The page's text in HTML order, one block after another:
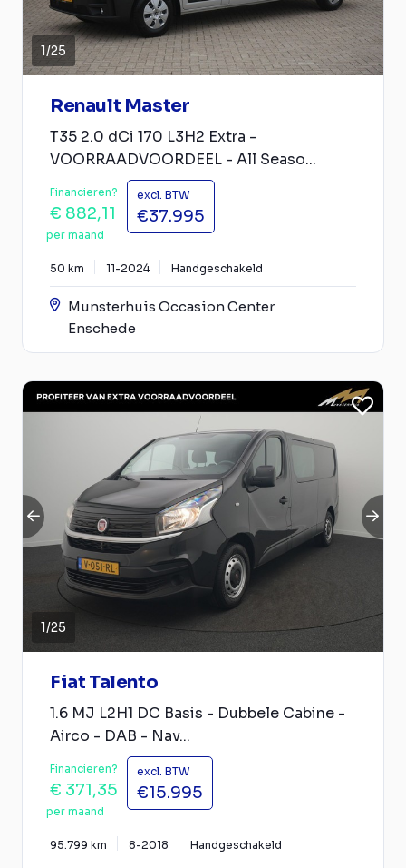
1/25
Renault Master
T35 2.0 dCi 170 L3H2 Extra -
VOORRAADVOORDEEL - All Seaso...
Financieren?
€ 882,11
per maand
excl. BTW
€37.995
50 km 11-2024 Handgeschakeld
Munsterhuis Occasion Center
Enschede
1/25
Fiat Talento
1.6 MJ L2H1 DC Basis - Dubbele Cabine -
Airco - DAB - Nav...
Financieren?
€ 371,35
per maand
excl. BTW
€15.995
95.799 km 8-2018 Handgeschakeld